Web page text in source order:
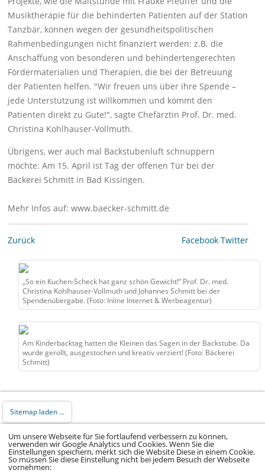
Musiktherapie für die behinderten Patienten auf der Station
Tanzbär, können wegen der gesundheitspolitischen
Rahmenbedingungen nicht finanziert werden: z.B. die
Anschaffung von besonderen und behindertengerechten
Fördermaterialien und Therapien, die bei der Betreuung
der Patienten helfen. "Wir freuen uns über ihre Spende –
jede Unterstützung ist willkommen und kommt den
Patienten direkt zu Gute!", sagte Chefärztin Prof. Dr. med.
Christina Kohlhauser-Vollmuth.
Übrigens, wer auch mal Backstubenluft schnuppern
möchte: Am 15. April ist Tag der offenen Tür bei der
Bäckerei Schmitt in Bad Kissingen.
Mehr Infos auf: www.baecker-schmitt.de
Zurück Facebook Twitter
„So ein Kuchen-Scheck hat ganz schön Gewicht!“ Prof. Dr. med.
Christina Kohlhauser-Vollmuth und Johannes Schmitt bei der
Spendenübergabe. (Foto: Inline Internet & Werbeagentur)
Am Kinderbacktag hatten die Kleinen das Sagen in der Backstube. Da
wurde gerollt, ausgestochen und kreativ verziert! (Foto: Bäckerei
Schmitt)
Sitemap laden ...
© 2026 Klinikum Würzburg Mitte gGmbH •
Impressum•Datenschutz•Datenschutz Social
Um unsere Webseite für Sie fortlaufend verbessern zu können,
verwenden wir Google Analytics und Cookies. Wenn Sie die
Einstellungen speichern, merkt sich die Website Diese in einem Cookie.
So müssen Sie diese Einstellung nicht bei jedem Besuch der Webseite
vornehmen: